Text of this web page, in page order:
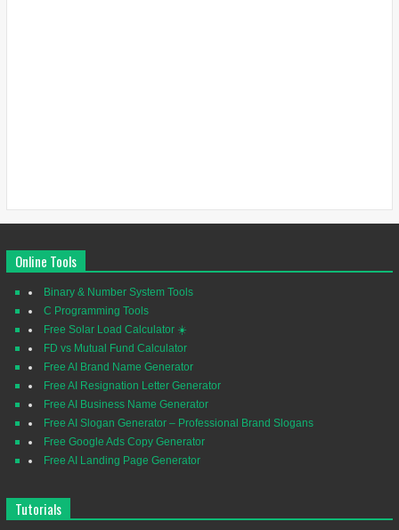
Online Tools
Binary & Number System Tools
C Programming Tools
Free Solar Load Calculator ☀️
FD vs Mutual Fund Calculator
Free AI Brand Name Generator
Free AI Resignation Letter Generator
Free AI Business Name Generator
Free AI Slogan Generator – Professional Brand Slogans
Free Google Ads Copy Generator
Free AI Landing Page Generator
Tutorials